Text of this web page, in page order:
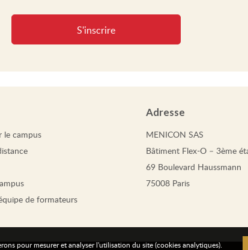
le campus
de formateurs
Adresse
MENICON SAS
Bâtiment Flex-O – 3ème
69 Boulevard Haussmann
75008 Paris
pour mesurer et analyser l'utilisation du site (cookies analytiques).